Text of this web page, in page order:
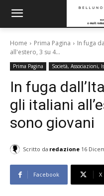
Home Prima Pagina
In fuga
all'estero, 3 su 4...
Prima Pagina Società, Associazioni,
In fuga
gli italiani
sono giovani
Scritto da redazione 16
Facebook X